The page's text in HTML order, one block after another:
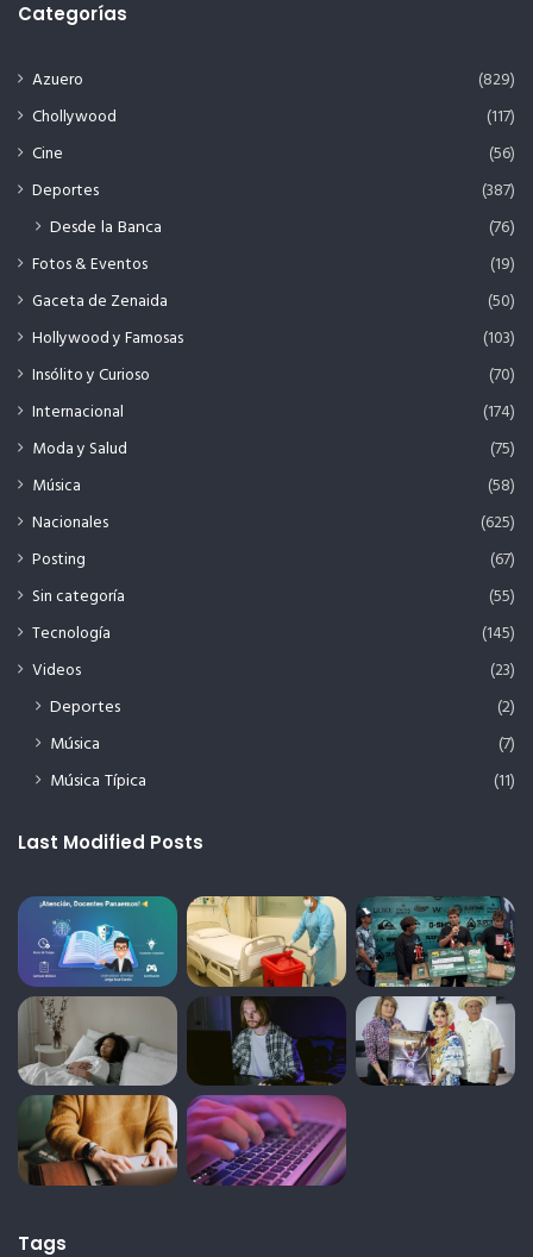
Categorías
Azuero
(829)
Chollywood
(117)
Cine
(56)
Deportes
(387)
Desde la Banca (76)
Fotos & Eventos
(19)
Gaceta de Zenaida
(50)
Hollywood y Famosas
(103)
Insólito y Curioso
(70)
Internacional
(174)
Moda y Salud
(75)
Música
(58)
Nacionales
(625)
Posting
(67)
Sin categoría
(55)
Tecnología
(145)
Videos
(23)
Deportes
(2)
Música
(7)
Música Típica
(11)
Last Modified Posts
Tags